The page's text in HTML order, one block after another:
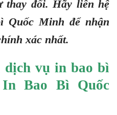
thay đổi. Hãy liên hệ
Quốc Minh để nhận
xác nhất.
dịch vụ in bao bì
Bao Bì Quốc